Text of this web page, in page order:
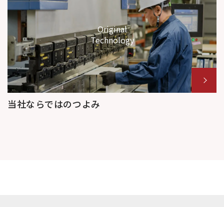
Original
Technology
当社ならではのつよみ